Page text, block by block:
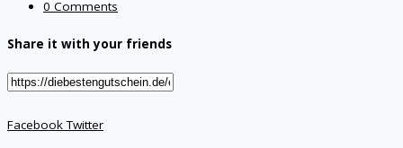
0 Comments
Share it with your friends
FacebookTwitter